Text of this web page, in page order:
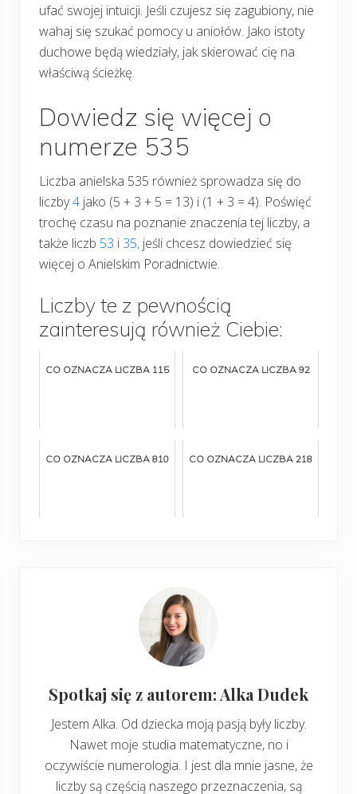
ufać swojej intuicji. Jeśli czujesz się zagubiony, nie
wahaj się szukać pomocy u aniołów. Jako istoty
duchowe będą wiedziały, jak skierować cię na
właściwą ścieżkę.
Dowiedz się więcej o
numerze 535
Liczba anielska 535 również sprowadza się do
liczby4 jako (5 + 3 + 5 = 13) i (1 + 3 = 4). Poświęć
trochę czasu na poznanie znaczenia tej liczby, a
także liczb 53 i 35, jeśli chcesz dowiedzieć się
więcej o Anielskim Poradnictwie.
Liczby te z pewnością
zainteresują również Ciebie:
CO OZNACZA LICZBA 115 CO OZNACZA LICZBA 92
CO OZNACZA LICZBA 810 CO OZNACZA LICZBA 218
Spotkaj się z autorem: Alka Dudek
Jestem Alka. Od dziecka moją pasją były liczby.
Nawet moje studia matematyczne, no i
oczywiście numerologia. I jest dla mnie jasne, że
liczby są częścią naszego przeznaczenia, są